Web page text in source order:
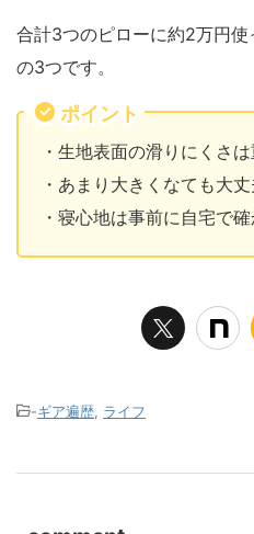
合計3つのピローに約2万円
の3つです。
ポイント
・生地表面の滑りにくさ
・あまり大きくなても大丈
・寝心地は事前に自宅で
-ギア遍歴 ライフ